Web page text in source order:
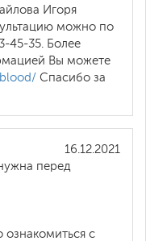
Игоря
можно по
45-35. Более
Вы можете
Спасибо за
16.12.2021
перед
с